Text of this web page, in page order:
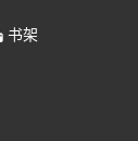
书架